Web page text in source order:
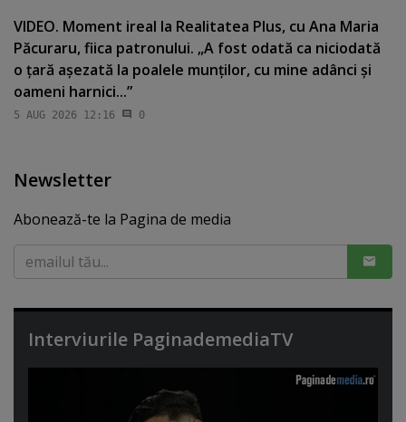
VIDEO. Moment ireal la Realitatea Plus, cu Ana Maria
Păcuraru, fiica patronului. „A fost odată ca niciodată
o ţară aşezată la poalele munţilor, cu mine adânci şi
oameni harnici...”
5 AUG 2026 12:16 0
Newsletter
Abonează-te la Pagina de media
Interviurile PaginademediaTV